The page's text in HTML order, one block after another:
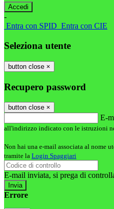
-
Entra con SPID Entra con CIE
Seleziona utente
button close ×
Recupero password
button close ×
E-
all'indirizzo indicato con le istruzioni
Non hai una e-mail associata al nome
tramite la Login Spaggiari
E-mail inviata, si prega di
Errore